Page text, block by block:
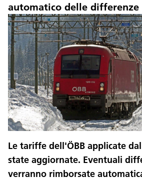
automatico delle differenze
Le tariffe dell'ÖBB applicate
state aggiornate. Eventuali
verranno rimborsate